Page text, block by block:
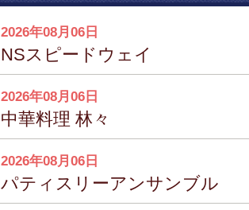
2026年08月06日
NSスピードウェイ
2026年08月06日
中華料理 林々
2026年08月06日
パティスリーアンサンブル